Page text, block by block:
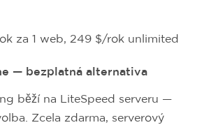
za 1 web, 249 $/rok unlimited
— bezplatná alternativa
běží na LiteSpeed serveru —
Zcela zdarma, serverový